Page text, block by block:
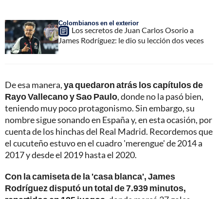
Colombianos en el exterior
Los secretos de Juan Carlos Osorio a
James Rodríguez: le dio su lección dos veces
De esa manera,ya quedaron atrás los capítulos de
Rayo Vallecano y Sao Paulo, donde no la pasó bien,
teniendo muy poco protagonismo. Sin embargo, su
nombre sigue sonando en España y, en esta ocasión, por
cuenta de los hinchas del Real Madrid. Recordemos que
el cucuteño estuvo en el cuadro 'merengue' de 2014 a
2017 y desde el 2019 hasta el 2020.
Con la camiseta de la 'casa blanca', James
Rodríguez disputó un total de 7.939 minutos,